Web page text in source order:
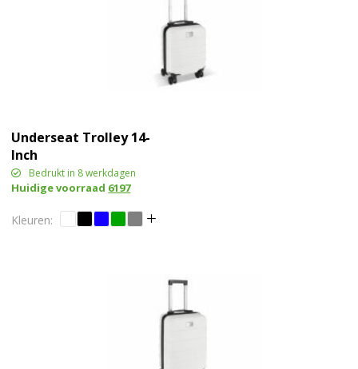
Underseat Trolley 14-
Inch
Bedrukt in 8 werkdagen
Huidige voorraad 6197